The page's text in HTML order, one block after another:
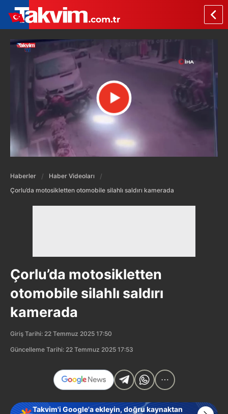
Haberler
Haber Videoları
Çorlu’da motosikletten otomobile silahlı saldırı kamerada
Çorlu’da motosikletten
otomobile silahlı saldırı
kamerada
Giriş Tarihi: 22 Temmuz 2025 17:50
Güncelleme Tarihi: 22 Temmuz 2025 17:53
Takvim'i Google'a ekleyin, doğru kaynaktan